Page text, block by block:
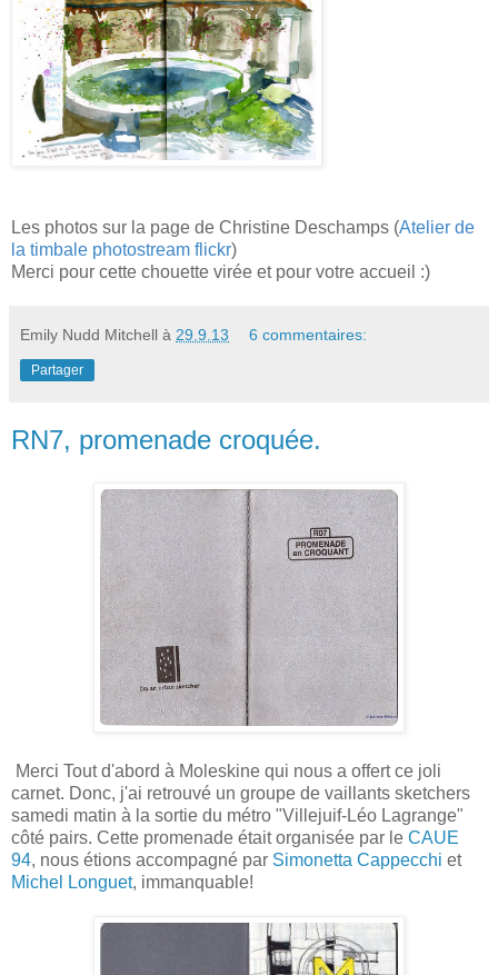
Les photos sur la page de Christine Deschamps (Atelier de
la timbale photostream flickr)
Merci pour cette chouette virée et pour votre accueil :)
Emily Nudd Mitchell à 29.9.13 6 commentaires:
Partager
RN7, promenade croquée.
Merci Tout d'abord à Moleskine qui nous a offert ce joli
carnet. Donc, j'ai retrouvé un groupe de vaillants sketchers
samedi matin à la sortie du métro "Villejuif-Léo Lagrange"
côté pairs. Cette promenade était organisée par le CAUE
94, nous étions accompagné par Simonetta Cappecchi et
Michel Longuet, immanquable!